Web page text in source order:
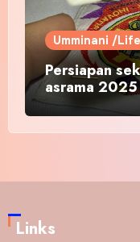
Umminani /
Persiapan
asrama 2025
Links